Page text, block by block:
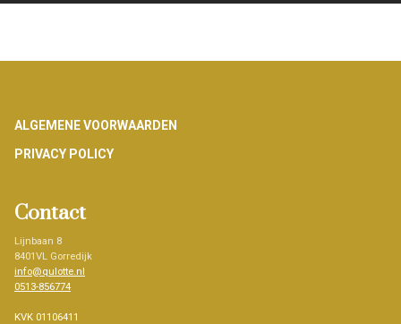
Footer
ALGEMENE VOORWAARDEN
PRIVACY POLICY
Contact
Lijnbaan 8
8401VL Gorredijk
info@qulotte.nl
0513-856774
KVK 01106411